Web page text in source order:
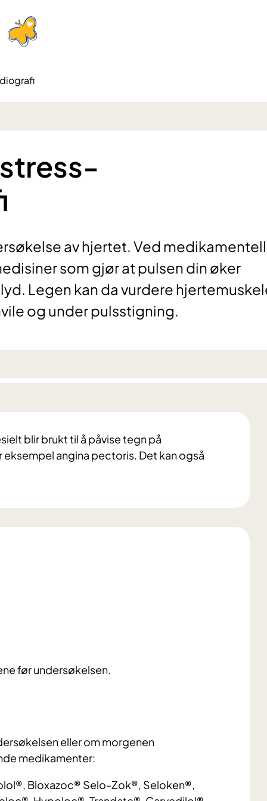
av hjertet. Ved medikamentell
som gjør at pulsen din øker
Legen kan da vurdere
og under pulsstigning.
blir brukt til å påvise tegn på
angina pectoris. Det kan også
før undersøkelsen.
eller om morgenen
medikamenter:
Bloxazoc® Selo-Zok®, Seloken®,